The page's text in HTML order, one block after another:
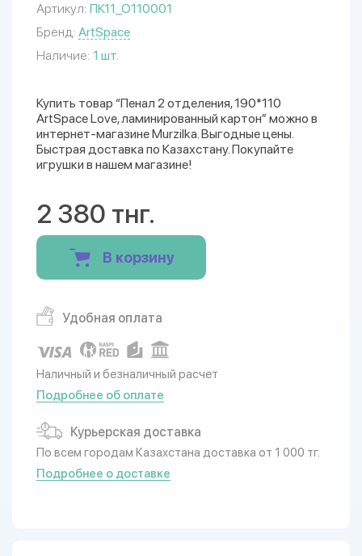
Артикул: ПК11_О110001
Бренд: ArtSpace
Наличие: 1 шт.
Купить товар “Пенал 2 отделения, 190*110
ArtSpace Love, ламинированный картон” можно в
интернет-магазине Murzilka. Выгодные цены.
Быстрая доставка по Казахстану. Покупайте
игрушки в нашем магазине!
2 380 тнг.
В корзину
Удобная оплата
Наличный и безналичный расчет
Подробнее об оплате
Курьерская доставка
По всем городам Казахстана доставка от 1 000 тг.
Подробнее о доставке